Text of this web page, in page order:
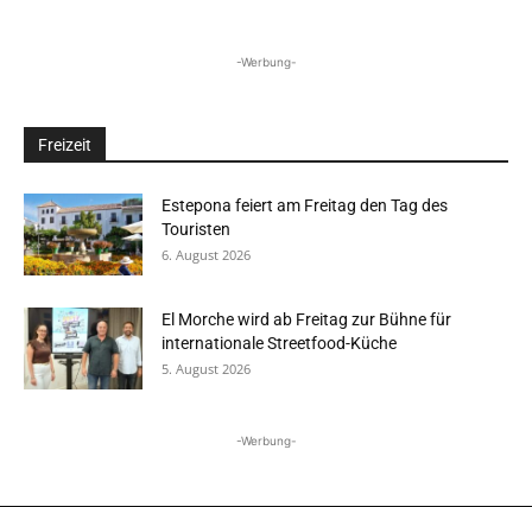
-Werbung-
Freizeit
Estepona feiert am Freitag den Tag des
Touristen
6. August 2026
El Morche wird ab Freitag zur Bühne für
internationale Streetfood-Küche
5. August 2026
-Werbung-